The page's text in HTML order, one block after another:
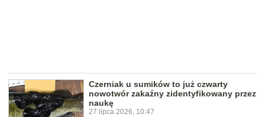
Czerniak u sumików to już czwarty
nowotwór zakaźny zidentyfikowany przez
naukę
27 lipca 2026, 10:47